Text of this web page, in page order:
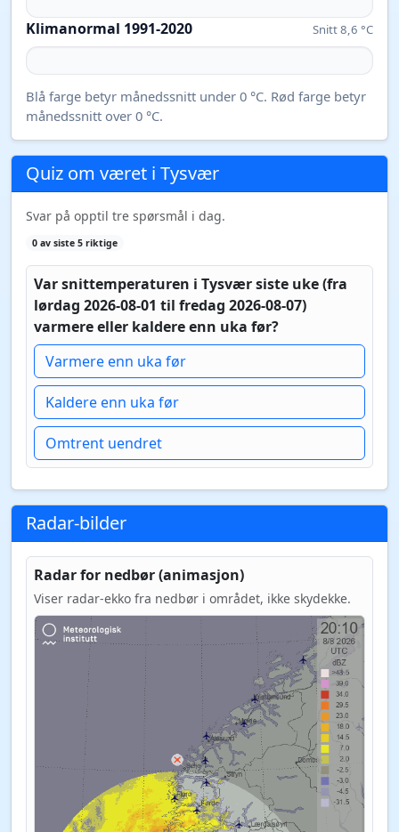
Klimanormal 1991-2020 Snitt 8,6 °C
Blå farge betyr månedssnitt under 0 °C. Rød farge betyr
månedssnitt over 0 °C.
Quiz om været i Tysvær
Svar på opptil tre spørsmål i dag.
0 av siste 5 riktige
Var snittemperaturen i Tysvær siste uke (fra
lørdag 2026-08-01 til fredag 2026-08-07)
varmere eller kaldere enn uka før?
Varmere enn uka før
Kaldere enn uka før
Omtrent uendret
Radar-bilder
Radar for nedbør (animasjon)
Viser radar-ekko fra nedbør i området, ikke skydekke.